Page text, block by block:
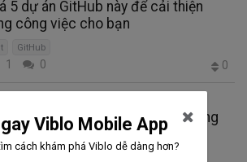
5 dự án GitHub này để cải thiện
công việc cho bạn
GitHub
1 0 0
cho Giao tiếp Peer-to-Peer: Hướng
diện
Viblo Mobile App
cách khám phá Viblo dễ dàng hơn?